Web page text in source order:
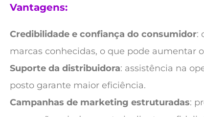
Vantagens:
Credibilidade e confiança do consumidor:
marcas conhecidas, o que pode aumentar
Suporte da distribuidora: assistência na
posto garante maior eficiência.
Campanhas de marketing estruturadas: